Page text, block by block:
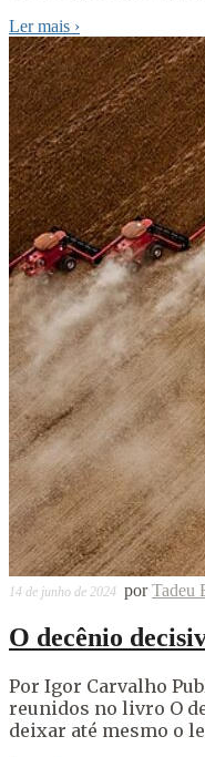
Ler mais ›
14 de junho de 2024 porTadeu
O decênio
Por Igor Carvalho
reunidos no livro O
deixar até mesmo o